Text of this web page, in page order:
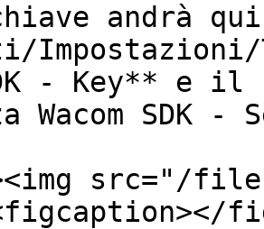
andrà
Impostazioni/
- Key** e
Wacom SDK -
src="/files/